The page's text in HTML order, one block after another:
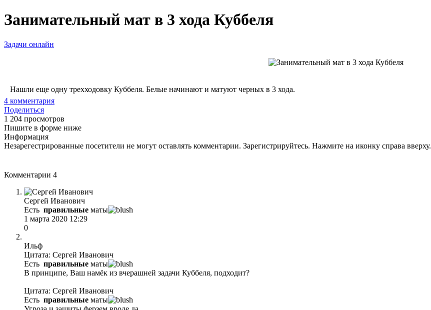
Занимательный мат в 3 хода Куббеля
Задачи онлайн
Нашли еще одну трехходовку Куббеля. Белые начинают и матуют черных в 3 хода.
4 комментария
Поделиться
1 204 просмотров
Пишите в форме ниже
Информация
Незарегестрированные посетители не могут оставлять комментарии. Зарегистрируйтесь. Нажмите на иконку справа вверху.
Комментарии 4
Сергей Иванович
Есть правильные маты
1 марта 2020 12:29
0
Ильф
Цитата: Сергей Иванович
Есть правильные маты
В принципе, Ваш намёк из вчерашней задачи Куббеля, подходит?
Цитата: Сергей Иванович
Есть правильные маты